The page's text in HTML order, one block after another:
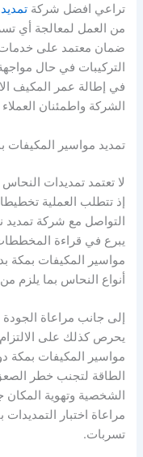
تراعي افضل شركة
من العمل لمعالجة أي
ضمان معتمد على خدمات
التركيبات في حال
في إطالة عمر المكيف
الشركة واطمئنان
تمديد مواسير المكيفات
لا تعتمد تمديدات
إذ تتطلب العملية
التواصل مع شركة تمديد
يبرع في قراءة
مواسير المكيفات بمكة
أنواع النحاس بما يلزم
إلى جانب مراعاة
يحرص كذلك على
مواسير المكيفات
الطاقة لتجنب خطر
الشخصية وتهوية المكان
مراعاة اختبار
تسربات.